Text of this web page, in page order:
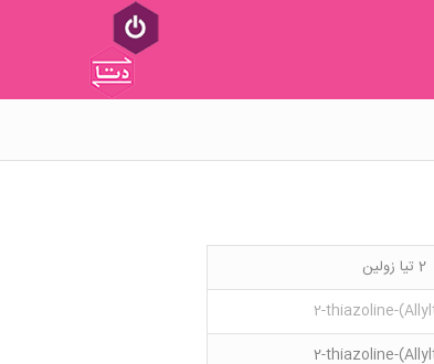
2 تیا زولین